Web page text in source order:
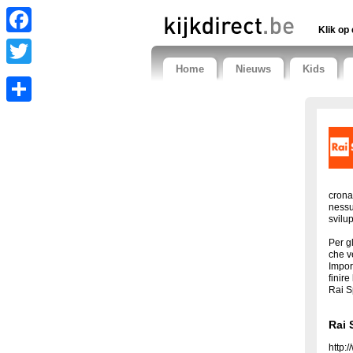
Facebook
Twitter
Klik op
Home Nieuws Kids
Per
che
finire
Rai
Rai